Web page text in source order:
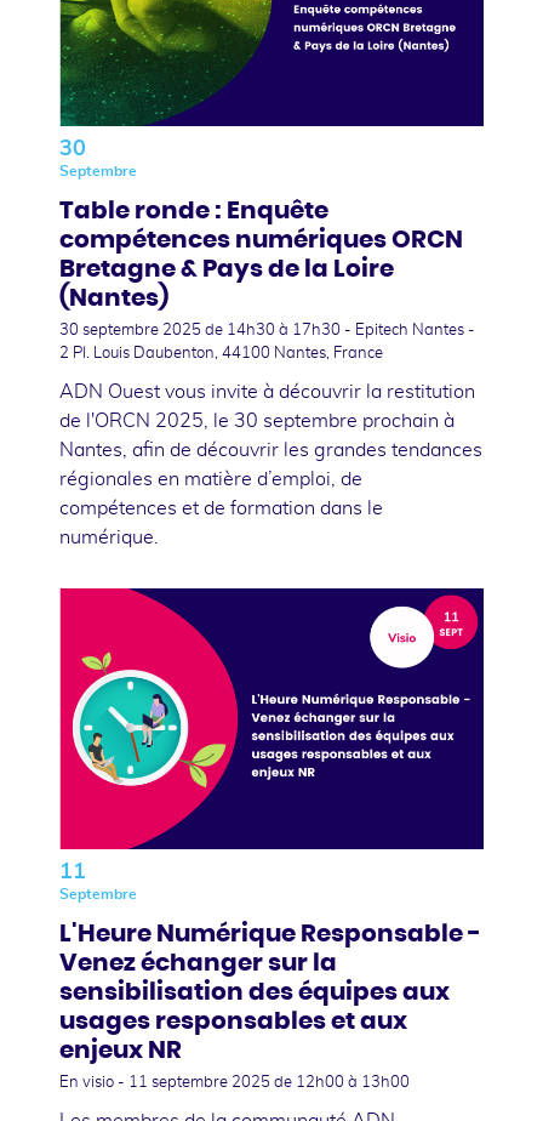
30
Septembre
Table ronde : Enquête
compétences numériques ORCN
Bretagne & Pays de la Loire
(Nantes)
30 septembre 2025 de 14h30 à 17h30 - Epitech Nantes -
2 Pl. Louis Daubenton, 44100 Nantes, France
ADN Ouest vous invite à découvrir la restitution
de l'ORCN 2025, le 30 septembre prochain à
Nantes, afin de découvrir les grandes tendances
régionales en matière d’emploi, de
compétences et de formation dans le
numérique.
11
Septembre
L'Heure Numérique Responsable -
Venez échanger sur la
sensibilisation des équipes aux
usages responsables et aux
enjeux NR
En visio - 11 septembre 2025 de 12h00 à 13h00